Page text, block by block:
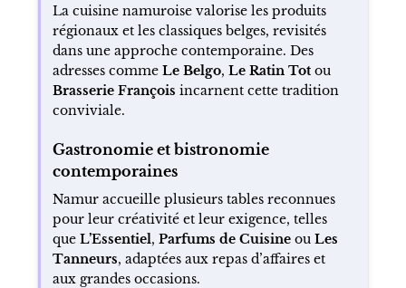
La cuisine namuroise valorise les produits
régionaux et les classiques belges, revisités
dans une approche contemporaine. Des
adresses comme Le Belgo, Le Ratin Totou
Brasserie François incarnent cette tradition
conviviale.
Gastronomie et bistronomie
contemporaines
Namur accueille plusieurs tables reconnues
pour leur créativité et leur exigence, telles
que L’Essentiel, Parfums de Cuisineou Les
Tanneurs, adaptées aux repas d’affaires et
aux grandes occasions.